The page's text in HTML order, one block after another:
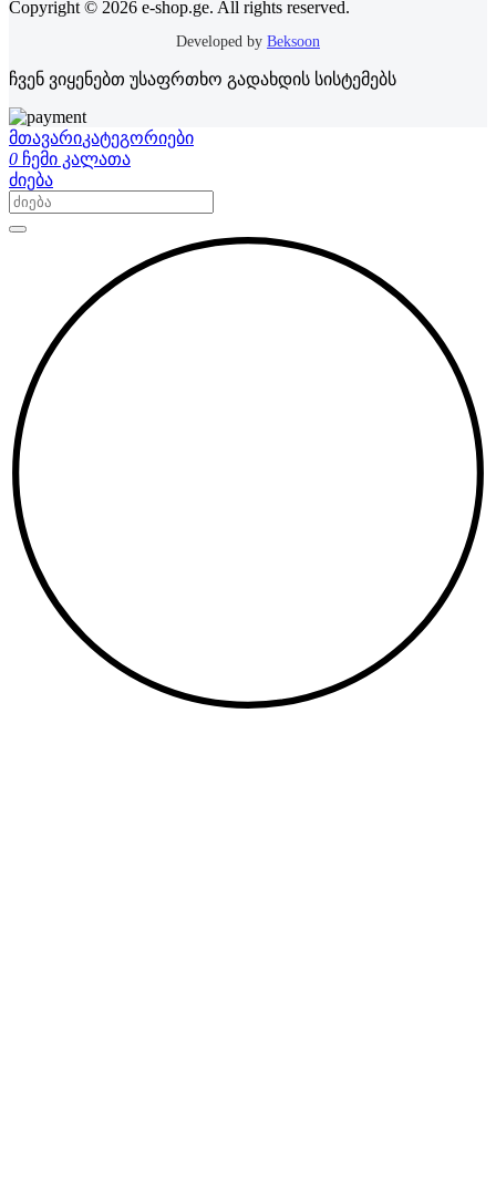
Copyright © 2026 e-shop.ge. All rights reserved.
Developed by Beksoon
ჩვენ ვიყენებთ უსაფრთხო გადახდის სისტემებს
მთავარიკატეგორიები
0 ჩემი კალათა
ძიება